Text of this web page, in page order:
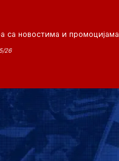
са новостима и промоцијама
26